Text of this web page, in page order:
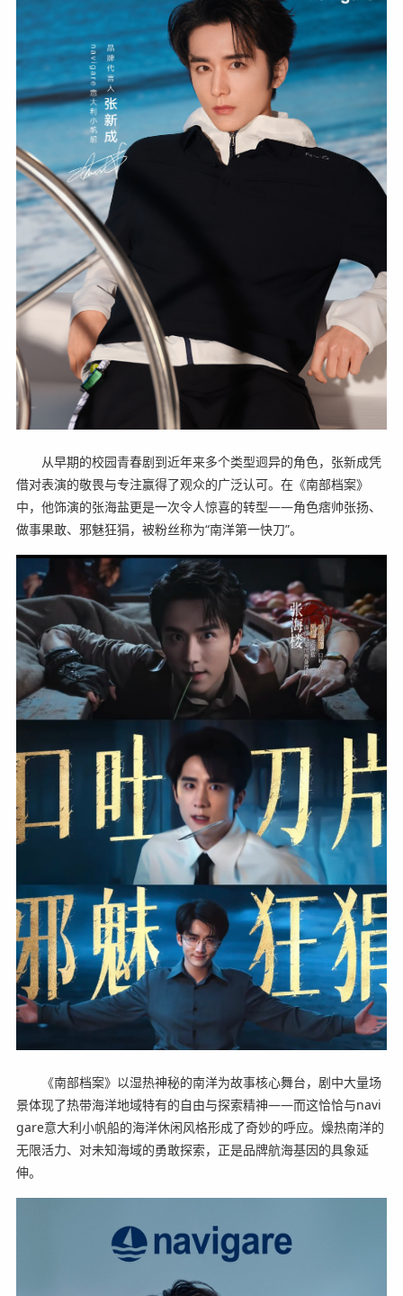
从早期的校园青春剧到近年来多个类型迥异的角色，张新成凭
借对表演的敬畏与专注赢得了观众的广泛认可。在《南部档案》
中，他饰演的张海盐更是一次令人惊喜的转型——角色痞帅张扬、
做事果敢、邪魅狂狷，被粉丝称为“南洋第一快刀”。
《南部档案》以湿热神秘的南洋为故事核心舞台，剧中大量场
景体现了热带海洋地域特有的自由与探索精神——而这恰恰与navi
gare意大利小帆船的海洋休闲风格形成了奇妙的呼应。燥热南洋的
无限活力、对未知海域的勇敢探索，正是品牌航海基因的具象延
伸。